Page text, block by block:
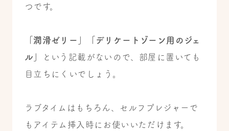
つです。
「潤滑ゼリー」「デリケートゾーン用のジェ
ル」
という記載がないので、部屋に置いても
目立ちにくいでしょう。
ラブタイムはもちろん、セルフプレジャーで
もアイテム挿入時にお使いいただけます。